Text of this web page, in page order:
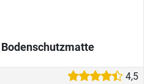
4,5